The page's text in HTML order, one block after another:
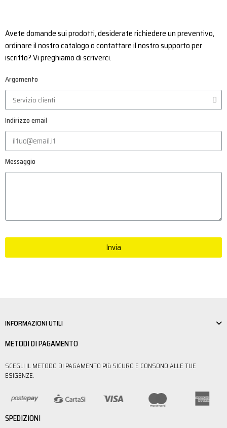
Avete domande sui prodotti, desiderate richiedere un preventivo,
ordinare il nostro catalogo o contattare il nostro supporto per
iscritto? Vi preghiamo di scriverci.
Argomento
Indirizzo email
Messaggio
Invia
INFORMAZIONI UTILI
METODI DI PAGAMENTO
SCEGLI IL METODO DI PAGAMENTO PIù SICURO E CONSONO ALLE TUE
ESIGENZE.
SPEDIZIONI